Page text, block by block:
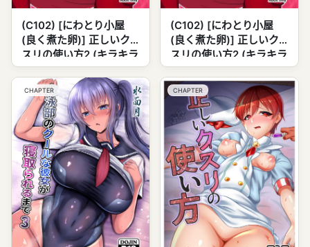
(C102) [にわとり小屋
(良く煮た卵)] 正しいク
スリの使い方2 (キラキラ
☆プリキュアアラモー
(C102) [にわとり小屋
(良く煮た卵)] 正しいク
スリの使い方2 (キラキラ
☆プリキュアアラモー
ド)
CHAPTER CHAPTER